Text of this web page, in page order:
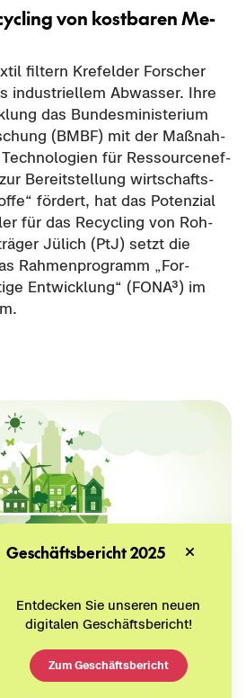
von kost­ba­ren Me­
fil­tern Kre­fel­der For­scher
in­dus­tri­el­lem Ab­was­ser. Ihre
das Bun­des­mi­nis­te­ri­um
(BMBF) mit der Maß­nah­
für Res­sour­cen­ef­
Be­reit­stel­lung wirt­schafts­
för­dert, hat das Po­ten­zi­al
für das Re­cy­cling von Roh­
Jü­lich (PtJ) setzt die
Rah­men­pro­gramm „For­
Ent­wick­lung“ (FONA³) im
in Nach­bar­schaf­
Geschäftsbericht 2025
Entdecken Sie unseren neuen
digitalen Geschäftsbericht!
Zum Geschäftsbericht